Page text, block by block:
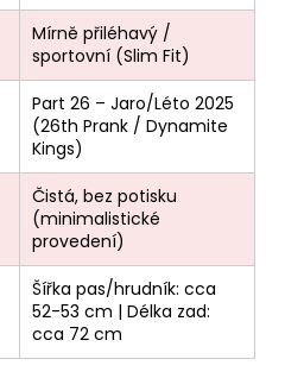
Mírně přiléhavý /
sportovní (Slim Fit)
Part 26 – Jaro/Léto 2025
(26th Prank / Dynamite
Kings)
Čistá, bez potisku
(minimalistické
provedení)
Šířka pas/hrudník: cca
52-53 cm | Délka zad:
cca 72 cm